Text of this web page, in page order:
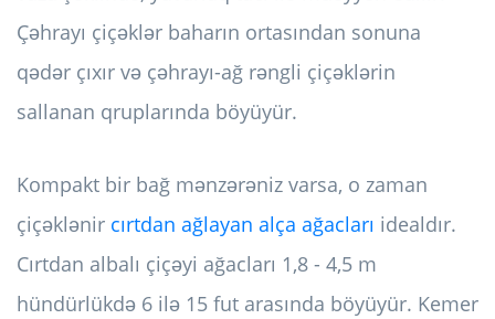
Çəhrayı çiçəklər baharın ortasından sonuna
qədər çıxır və çəhrayı-ağ rəngli çiçəklərin
sallanan qruplarında böyüyür.
Kompakt bir bağ mənzərəniz varsa, o zaman
çiçəklənir cırtdan ağlayan alça ağacları idealdır.
Cırtdan albalı çiçəyi ağacları 1,8 - 4,5 m
hündürlükdə 6 ilə 15 fut arasında böyüyür. Kemer